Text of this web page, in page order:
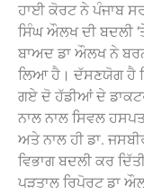
ਹਾਈ ਕੋਰਟ ਨੇ ਪੰਜਾਬ
ਸਿੰਘ ਔਲਖ ਦੀ ਬਦਲੀ
ਬਾਅਦ ਡਾ ਔਲਖ ਨੇ
ਲਿਆ ਹੈ। ਦੱਸਣਯੋਗ ਹੈ
ਗਏ ਦੋ ਹੱਡੀਆਂ ਦੇ
ਨਾਲ ਨਾਲ ਸਿਵਲ
ਅਤੇ ਨਾਲ ਹੀ ਡਾ.
ਵਿਭਾਗ ਬਦਲੀ ਕਰ
ਪੜਤਾਲ ਰਿਪੋਰਟ ਡਾ